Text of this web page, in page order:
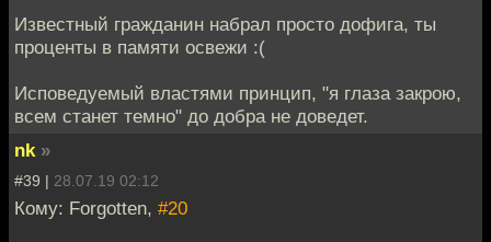
Известный гражданин набрал просто дофига, ты
проценты в памяти освежи :(
Исповедуемый властями принцип, "я глаза закрою,
всем станет темно" до добра не доведет.
nk »
#39 | 28.07.19 02:12
Кому: Forgotten, #20